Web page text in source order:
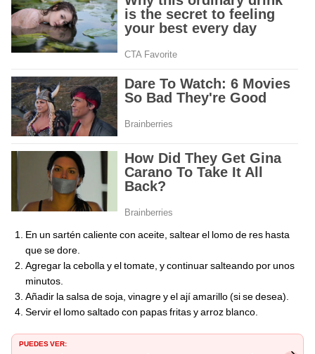
En un sartén caliente con aceite, saltear el lomo de res hasta
que se dore.
Agregar la cebolla y el tomate, y continuar salteando por unos
minutos.
Añadir la salsa de soja, vinagre y el ají amarillo (si se desea).
Servir el lomo saltado con papas fritas y arroz blanco.
PUEDES VER: